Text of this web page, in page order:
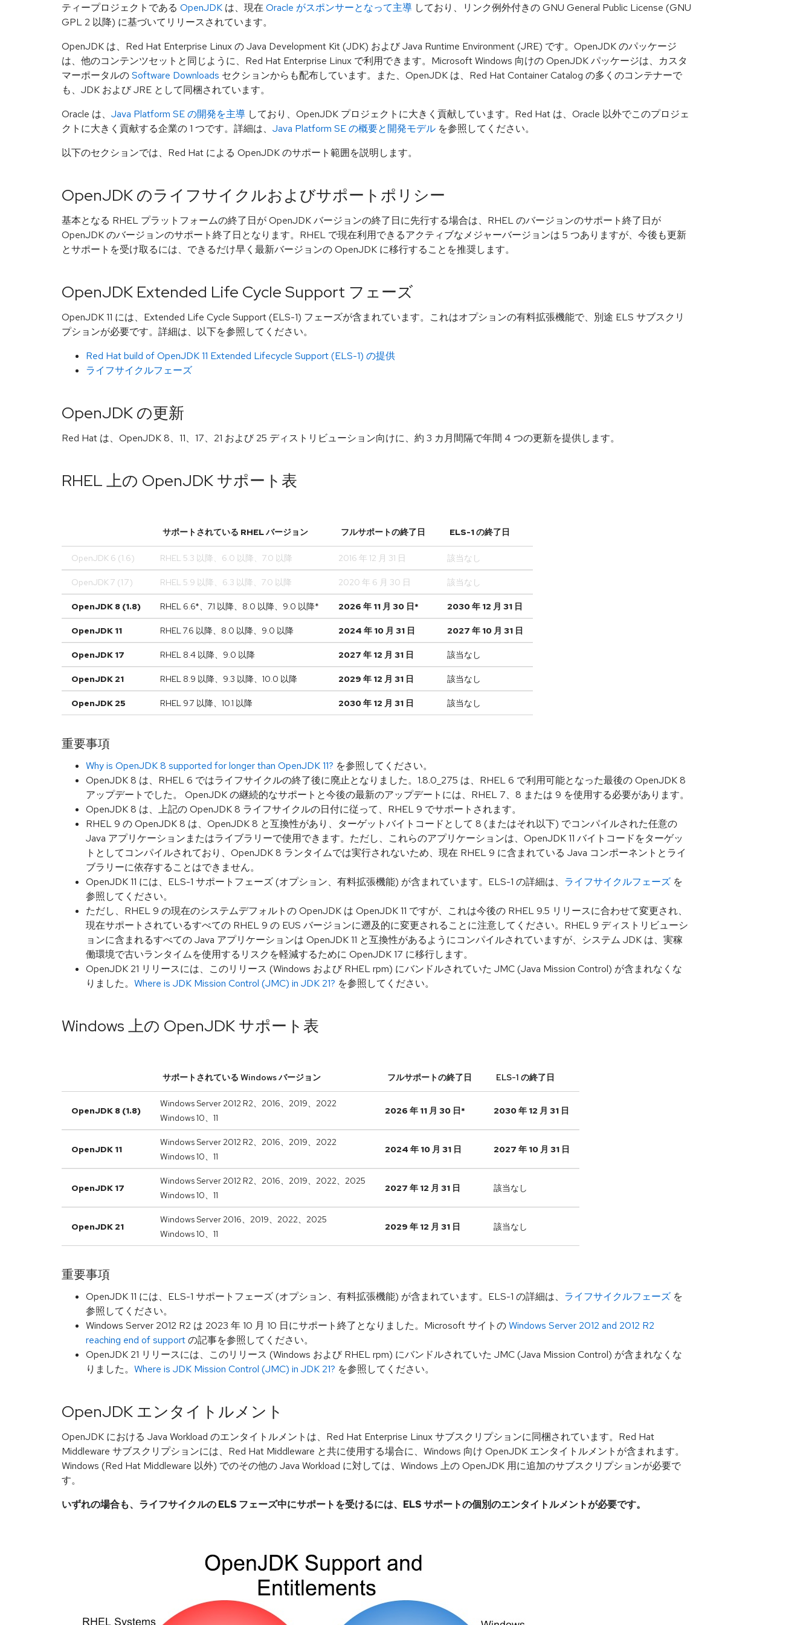
ティープロジェクトである OpenJDK は、現在 Oracle がスポンサーとなって主導 しており、リンク例外付きの GNU General Public License (GNU
GPL 2 以降) に基づいてリリースされています。
OpenJDK は、Red Hat Enterprise Linux の Java Development Kit (JDK) および Java Runtime Environment (JRE) です。OpenJDK のパッケージ
は、他のコンテンツセットと同じように、Red Hat Enterprise Linux で利用できます。Microsoft Windows 向けの OpenJDK パッケージは、カスタ
マーポータルのSoftware Downloads セクションからも配布しています。また、OpenJDK は、Red Hat Container Catalog の多くのコンテナーで
も、JDK および JRE として同梱されています。
Oracle は、 Java Platform SE の開発を主導 しており、OpenJDK プロジェクトに大きく貢献しています。Red Hat は、Oracle 以外でこのプロジェ
クトに大きく貢献する企業の 1 つです。詳細は、 Java Platform SE の概要と開発モデル を参照してください。
以下のセクションでは、Red Hat による OpenJDK のサポート範囲を説明します。
OpenJDK のライフサイクルおよびサポートポリシー
基本となる RHEL プラットフォームの終了日が OpenJDK バージョンの終了日に先行する場合は、RHEL のバージョンのサポート終了日が
OpenJDK のバージョンのサポート終了日となります。RHEL で現在利用できるアクティブなメジャーバージョンは 5 つありますが、今後も更新
とサポートを受け取るには、できるだけ早く最新バージョンの OpenJDK に移行することを推奨します。
OpenJDK Extended Life Cycle Support フェーズ
OpenJDK 11 には、Extended Life Cycle Support (ELS-1) フェーズが含まれています。これはオプションの有料拡張機能で、別途 ELS サブスクリ
プションが必要です。詳細は、以下を参照してください。
Red Hat build of OpenJDK 11 Extended Lifecycle Support (ELS-1) の提供
ライフサイクルフェーズ
OpenJDK の更新
Red Hat は、OpenJDK 8、11、17、21 および 25 ディストリビューション向けに、約 3 カ月間隔で年間 4 つの更新を提供します。
RHEL 上の OpenJDK サポート表
サポートされている RHEL バージョン フルサポートの終了日 ELS-1 の終了日
OpenJDK 6 (1.6) RHEL 5.3 以降、6.0 以降、7.0 以降 2016 年 12 月 31 日 該当なし
OpenJDK 7 (1.7) RHEL 5.9 以降、6.3 以降、7.0 以降 2020 年 6 月 30 日 該当なし
OpenJDK 8 (1.8) RHEL 6.6*、7.1 以降、8.0 以降、9.0 以降* 2026 年 11 月 30 日* 2030 年 12 月 31 日
OpenJDK 11 RHEL 7.6 以降、8.0 以降、9.0 以降 2024 年 10 月 31 日 2027 年 10 月 31 日
OpenJDK 17 RHEL 8.4 以降、9.0 以降 2027 年 12 月 31 日 該当なし
OpenJDK 21 RHEL 8.9 以降、9.3 以降、10.0 以降 2029 年 12 月 31 日 該当なし
OpenJDK 25 RHEL 9.7 以降、10.1 以降 2030 年 12 月 31 日 該当なし
重要事項
Why is OpenJDK 8 supported for longer than OpenJDK 11? を参照してください。
OpenJDK 8 は、RHEL 6 ではライフサイクルの終了後に廃止となりました。1.8.0_275 は、RHEL 6 で利用可能となった最後の OpenJDK 8
アップデートでした。 OpenJDK の継続的なサポートと今後の最新のアップデートには、RHEL 7、8 または 9 を使用する必要があります。
OpenJDK 8 は、上記の OpenJDK 8 ライフサイクルの日付に従って、RHEL 9 でサポートされます。
RHEL 9 の OpenJDK 8 は、OpenJDK 8 と互換性があり、ターゲットバイトコードとして 8 (またはそれ以下) でコンパイルされた任意の
Java アプリケーションまたはライブラリーで使用できます。ただし、これらのアプリケーションは、OpenJDK 11 バイトコードをターゲッ
トとしてコンパイルされており、OpenJDK 8 ランタイムでは実行されないため、現在 RHEL 9 に含まれている Java コンポーネントとライ
ブラリーに依存することはできません。
OpenJDK 11 には、ELS-1 サポートフェーズ (オプション、有料拡張機能) が含まれています。ELS-1 の詳細は、 ライフサイクルフェーズ を
参照してください。
ただし、RHEL 9 の現在のシステムデフォルトの OpenJDK は OpenJDK 11 ですが、これは今後の RHEL 9.5 リリースに合わせて変更され、
現在サポートされているすべての RHEL 9 の EUS バージョンに遡及的に変更されることに注意してください。RHEL 9 ディストリビューシ
ョンに含まれるすべての Java アプリケーションは OpenJDK 11 と互換性があるようにコンパイルされていますが、システム JDK は、実稼
働環境で古いランタイムを使用するリスクを軽減するために OpenJDK 17 に移行します。
OpenJDK 21 リリースには、このリリース (Windows および RHEL rpm) にバンドルされていた JMC (Java Mission Control) が含まれなくな
りました。 Where is JDK Mission Control (JMC) in JDK 21? を参照してください。
Windows 上の OpenJDK サポート表
サポートされている Windows バージョン フルサポートの終了日 ELS-1 の終了日
OpenJDK 8 (1.8)
Windows Server 2012 R2、2016、2019、2022
Windows 10、11
2026 年 11 月 30 日* 2030 年 12 月 31 日
OpenJDK 11
Windows Server 2012 R2、2016、2019、2022
Windows 10、11
2024 年 10 月 31 日 2027 年 10 月 31 日
OpenJDK 17
Windows Server 2012 R2、2016、2019、2022、2025
Windows 10、11
2027 年 12 月 31 日 該当なし
OpenJDK 21
Windows Server 2016、2019、2022、2025
Windows 10、11
2029 年 12 月 31 日 該当なし
重要事項
OpenJDK 11 には、ELS-1 サポートフェーズ (オプション、有料拡張機能) が含まれています。ELS-1 の詳細は、 ライフサイクルフェーズ を
参照してください。
Windows Server 2012 R2 は 2023 年 10 月 10 日にサポート終了となりました。Microsoft サイトのWindows Server 2012 and 2012 R2
reaching end of supportの記事を参照してください。
OpenJDK 21 リリースには、このリリース (Windows および RHEL rpm) にバンドルされていた JMC (Java Mission Control) が含まれなくな
りました。 Where is JDK Mission Control (JMC) in JDK 21? を参照してください。
OpenJDK エンタイトルメント
OpenJDK における Java Workload のエンタイトルメントは、Red Hat Enterprise Linux サブスクリプションに同梱されています。Red Hat
Middleware サブスクリプションには、Red Hat Middleware と共に使用する場合に、Windows 向け OpenJDK エンタイトルメントが含まれます。
Windows (Red Hat Middleware 以外) でのその他の Java Workload に対しては、Windows 上の OpenJDK 用に追加のサブスクリプションが必要で
す。
いずれの場合も、ライフサイクルの ELS フェーズ中にサポートを受けるには、ELS サポートの個別のエンタイトルメントが必要です。